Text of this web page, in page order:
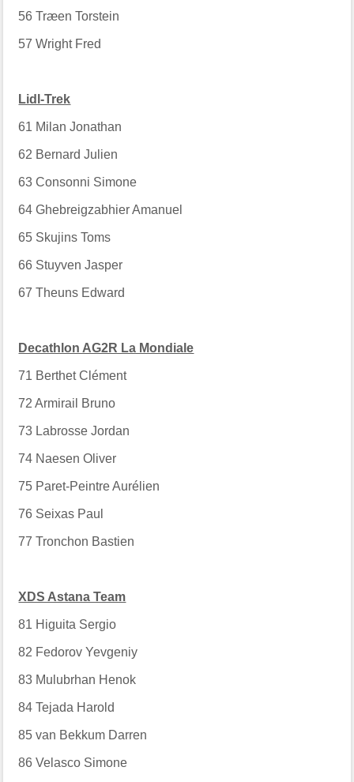
56 Træen Torstein
57 Wright Fred
Lidl-Trek
61 Milan Jonathan
62 Bernard Julien
63 Consonni Simone
64 Ghebreigzabhier Amanuel
65 Skujins Toms
66 Stuyven Jasper
67 Theuns Edward
Decathlon AG2R La Mondiale
71 Berthet Clément
72 Armirail Bruno
73 Labrosse Jordan
74 Naesen Oliver
75 Paret-Peintre Aurélien
76 Seixas Paul
77 Tronchon Bastien
XDS Astana Team
81 Higuita Sergio
82 Fedorov Yevgeniy
83 Mulubrhan Henok
84 Tejada Harold
85 van Bekkum Darren
86 Velasco Simone